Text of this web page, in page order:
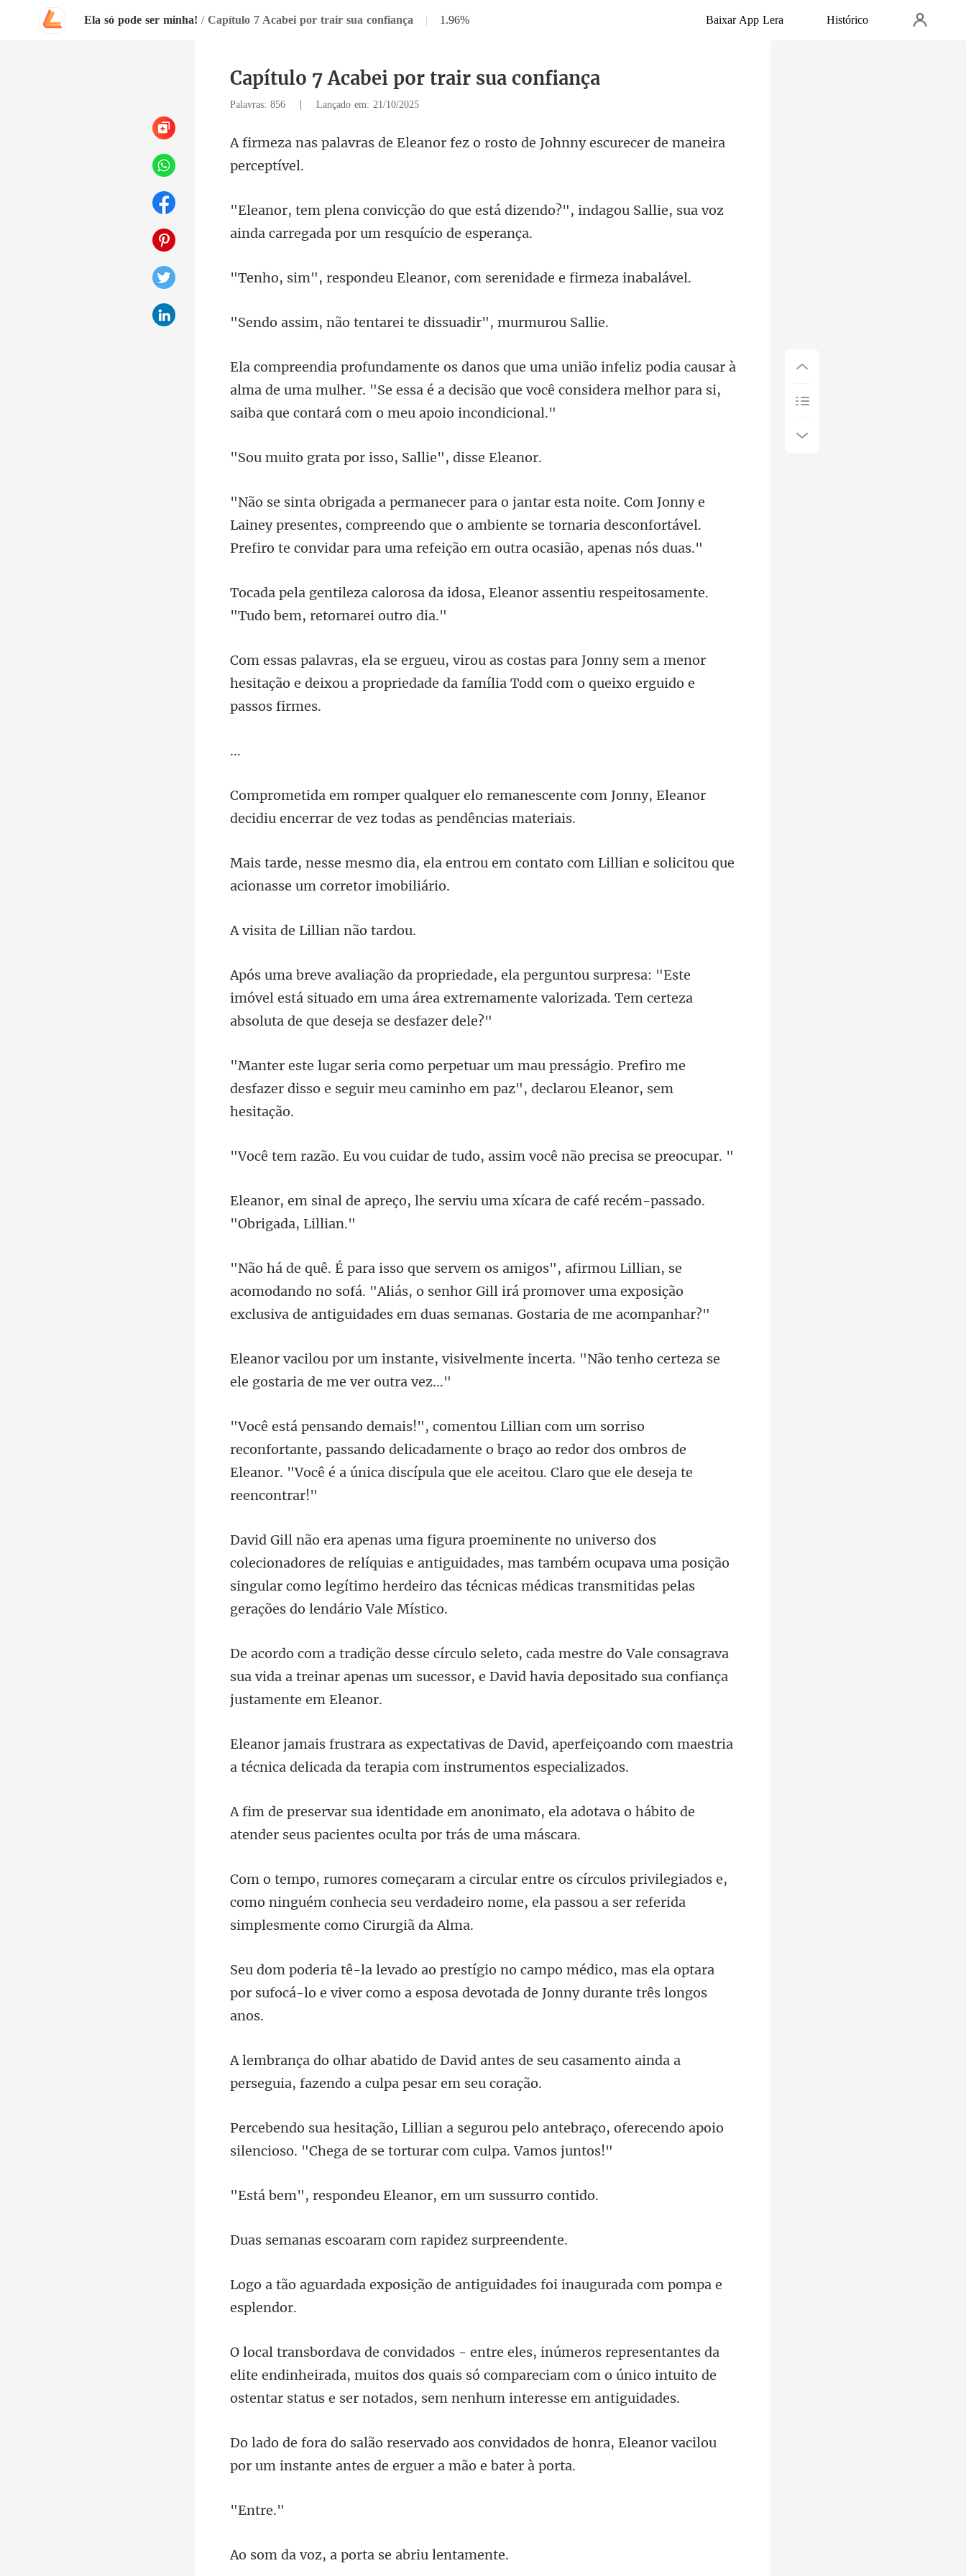
Ela só pode ser minha! / Capítulo 7 Acabei por trair sua confiança | 1.96% Baixar App Lera Histórico
Capítulo 7 Acabei por trair sua confiança
Palavras: 856 | Lançado em: 21/10/2025
nor fez o rosto de Johnny escu
dizendo?", indagou Sallie, sua voz
ainda
Eleanor, com serenidad
entarei te dissuadi
causar à
alma de uma mulher. "Se essa é a decisão que você consider
por isso, Sallie"
Lainey presentes, compreendo que o ambiente se tornaria desconfortável.
osa, Eleanor assentiu respeitosament
ra Jonny sem a menor
hesitação e deixou a propriedade
.
escente com Jonny, Eleanor
decidiu encerr
u em contato com Lillian e solicitou q
e Lillian
esa: "Este
imóvel está situado em uma área extremamente valo
esságio. Prefiro me
desfazer disso e seguir meu c
idar de tudo, assim você n
e serviu uma xícara de café rec
acomodando no sofá. "Aliás, o senhor Gill irá promover uma exposição
velmente incerta. "Não tenho certeza
te, passando delicadamente o braço ao redor dos ombros de
Eleanor. "Você
relíquias e antiguidades, mas também ocupava uma posição
singular como legítimo h
do Vale consagrava
sua vida a treinar apenas um sucessor, e
id, aperfeiçoando com maestria
a técnica delica
mato, ela adotava o hábito de
atender seus
privilegiados e,
como ninguém conhecia seu verdadeiro nome,
médico, mas ela optara
por sufocá-lo e viver como a
ntes de seu casamento ainda a
perseguia
elo antebraço, oferecendo apoio
silencioso. "
deu Eleanor, em um
oaram com rapide
ão de antiguidades foi inaug
da
elite endinheirada, muitos dos quais só compareciam com o único intuit
idados de honra, Eleanor vacilou
por um ins
nt
a porta se ab